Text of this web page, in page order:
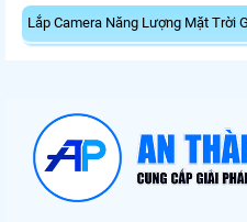
Lắp Camera Năng Lượng Mặt Trời